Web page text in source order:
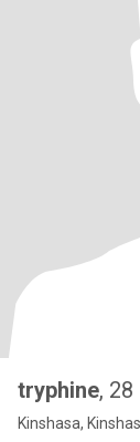
tryphine, 28
Kinshasa,